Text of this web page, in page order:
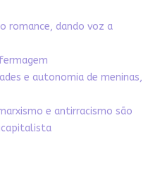
romance, dando voz a
e autonomia de meninas,
e antirracismo são